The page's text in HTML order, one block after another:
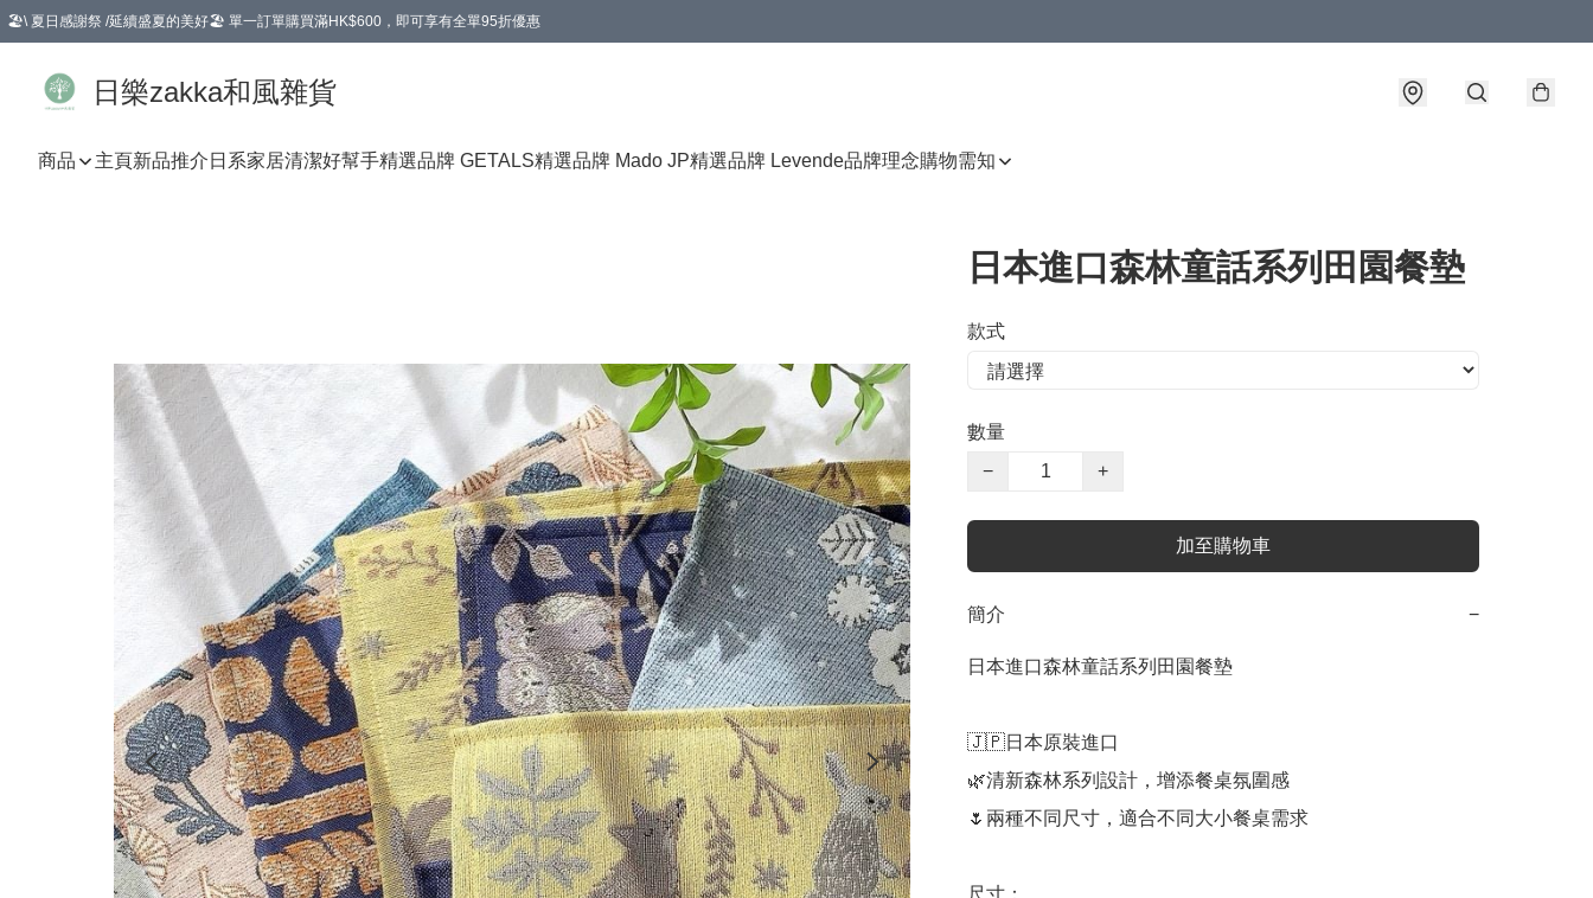
🏖️\ 夏日感謝祭 /延續盛夏的美好🏖️ 單一訂單購買滿HK$600，即可享有全單95折優惠
日樂zakka和風雜貨
商品 主頁新品推介 日系家居清潔好幫手精選品牌 GETALS精選品牌 Mado JP精選品牌 Levende品牌理念購物需知
日本進口森林童話系列田園餐墊
款式
數量
−
+
加至購物車
簡介 −
日本進口森林童話系列田園餐墊
🇯🇵日本原裝進口
🌿清新森林系列設計，增添餐桌氛圍感
🌷兩種不同尺寸，適合不同大小餐桌需求
尺寸：